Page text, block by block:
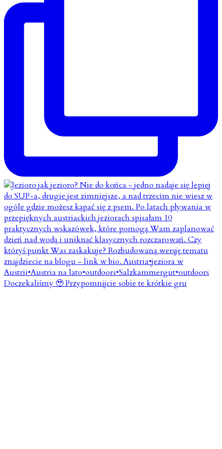
Doczekaliśmy 🥹 Przypomnijcie sobie te krótkie gru